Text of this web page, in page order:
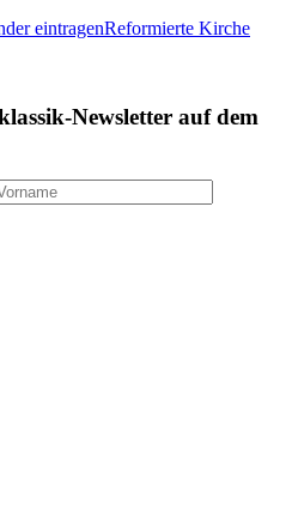
eintragenReformierte Kirche
Newsletter auf dem